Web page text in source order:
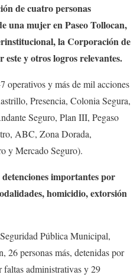
de cuatro personas
una mujer en Paseo Tollocan,
la Corporación de
este y otros logros relevantes.
operativos y más de mil acciones
Presencia, Colonia Segura,
Seguro, Plan III, Pegaso
ABC, Zona Dorada,
y Mercado Seguro).
importantes por
homicidio, extorsión
Pública Municipal,
26 personas más, detenidas por
faltas administrativas y 29